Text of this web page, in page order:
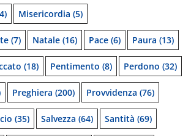
Misericordia (5)
(7) Natale (16) Pace (6) Paura (13)
(18) Pentimento (8) Perdono (32)
Preghiera (200) Provvidenza (76)
(35) Salvezza (64) Santità (69)